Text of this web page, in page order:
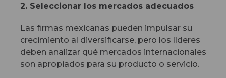
2. Seleccionar los mercados adecuados
Las firmas mexicanas pueden impulsar su
crecimiento al diversificarse, pero los líderes
deben analizar qué mercados internacionales
son apropiados para su producto o servicio.